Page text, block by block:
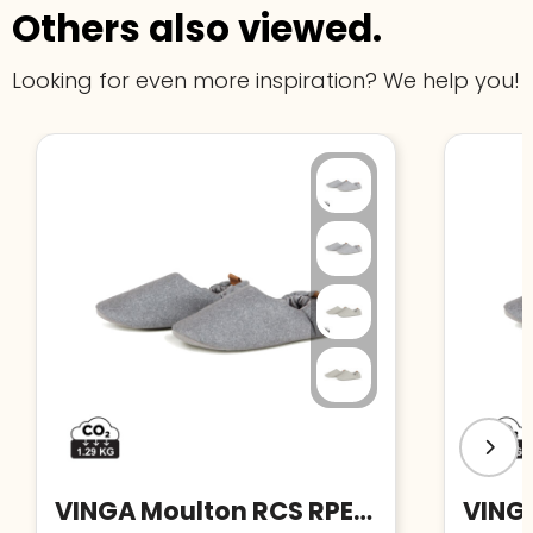
Others also viewed.
Looking for even more inspiration? We help you!
VINGA Moulton RCS RPET slippers S/M